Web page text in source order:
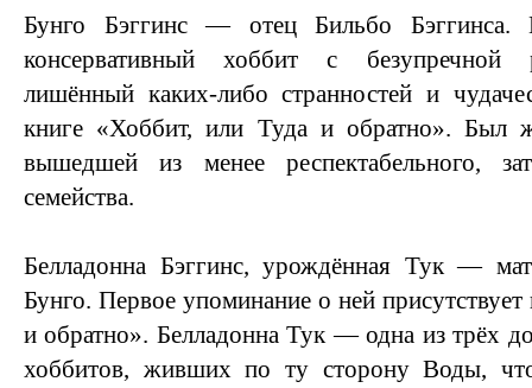
Бунго Бэггинс — отец Бильбо Бэггинса.
консервативный хоббит с безупречной
лишённый каких-либо странностей и
книге «Хоббит, или Туда и обратно». Был
вышедшей из менее респектабельного,
семейства.
Белладонна Бэггинс, урождённая Тук —
Бунго. Первое упоминание о ней
и обратно». Белладонна Тук — одна из трёх
хоббитов, живших по ту сторону Воды,